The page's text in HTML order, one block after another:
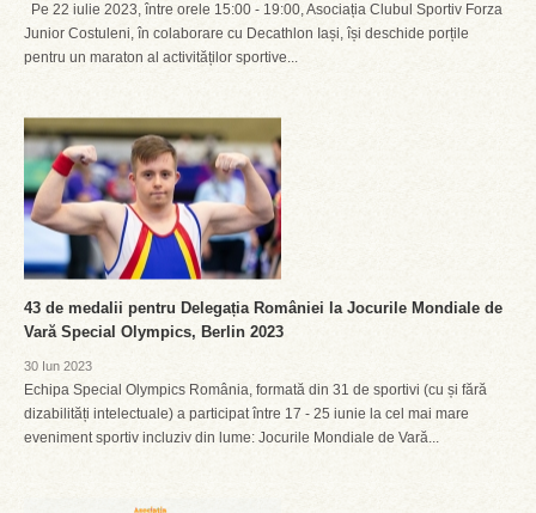
Pe 22 iulie 2023, între orele 15:00 - 19:00, Asociația Clubul Sportiv Forza
Junior Costuleni, în colaborare cu Decathlon Iași, își deschide porțile
pentru un maraton al activităților sportive...
43 de medalii pentru Delegația României la Jocurile Mondiale de
Vară Special Olympics, Berlin 2023
30 Iun 2023
Echipa Special Olympics România, formată din 31 de sportivi (cu și fără
dizabilități intelectuale) a participat între 17 - 25 iunie la cel mai mare
eveniment sportiv incluziv din lume: Jocurile Mondiale de Vară...